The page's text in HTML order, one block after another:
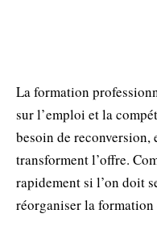
La formation
sur l’emploi et la
besoin de reconversion,
transforment l’offre.
rapidement si l’on doit
réorganiser la formation